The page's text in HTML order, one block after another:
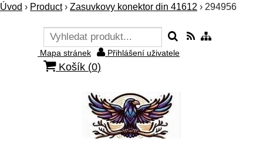
Úvod › Product› Zasuvkovy konektor din 41612 › 294956
Mapa stránek Přihlášení uživatele
Košík (0)